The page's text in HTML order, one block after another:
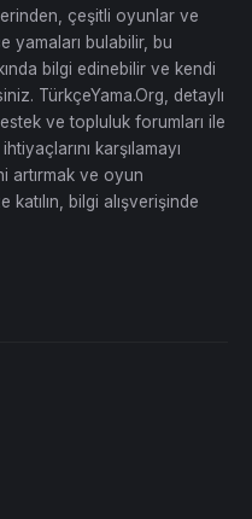
çeşitli oyunlar ve
yamaları bulabilir, bu
bilgi edinebilir ve kendi
TürkçeYama.Org, detaylı
ve topluluk forumları ile
karşılamayı
artırmak ve oyun
bilgi alışverişinde